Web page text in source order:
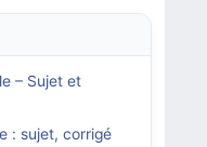
– Sujet et
: sujet, corrigé